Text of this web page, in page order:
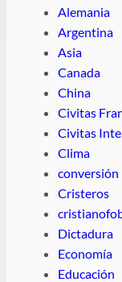
Alemania
Argentina
Asia
Canada
China
Civitas
Civitas
Clima
conversión
Cristeros
Dictadura
Economía
Educación